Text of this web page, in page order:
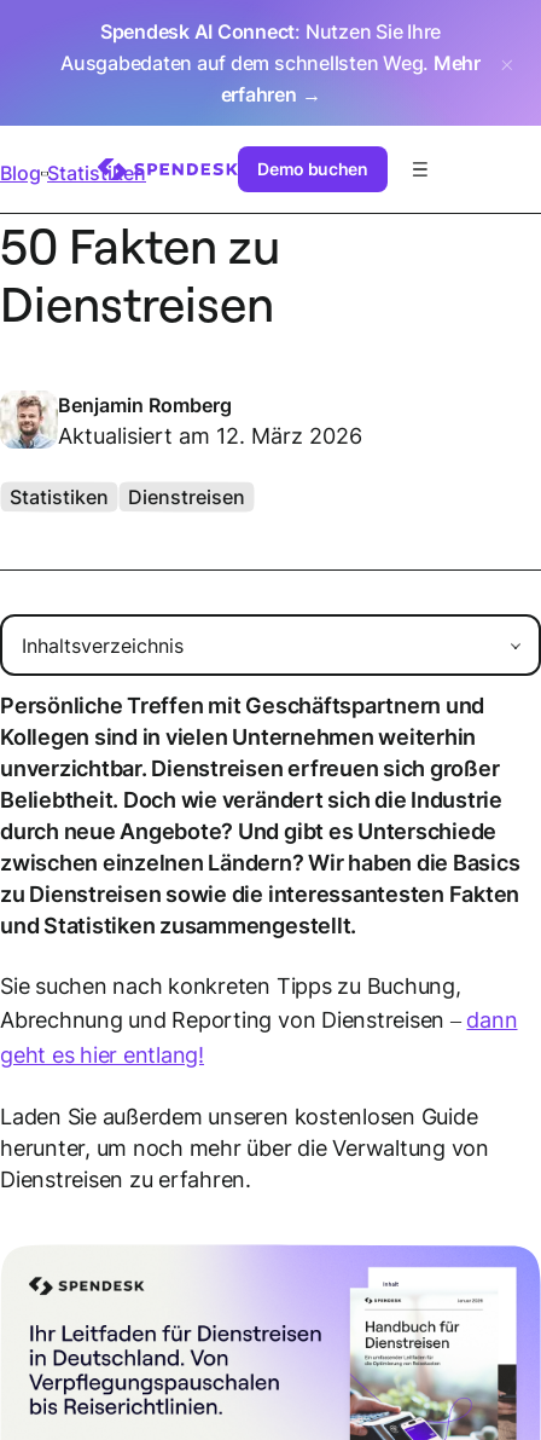
Spendesk AI Connect: Nutzen Sie Ihre
Ausgabedaten auf dem schnellsten Weg. Mehr
erfahren →
Demo buchen
Blog Statistiken
50 Fakten zu
Dienstreisen
Benjamin Romberg
Aktualisiert am 12. März 2026
Statistiken Dienstreisen
Persönliche Treffen mit Geschäftspartnern und
Kollegen sind in vielen Unternehmen weiterhin
unverzichtbar. Dienstreisenerfreuen sich großer
Beliebtheit. Doch wie verändert sich die Industrie
durch neue Angebote? Und gibt es Unterschiede
zwischen einzelnen Ländern? Wir haben die Basics
zu Dienstreisen sowie die interessantesten Fakten
und Statistiken zusammengestellt.
Sie suchen nach konkreten Tipps zu Buchung,
Abrechnung und Reporting von Dienstreisen –dann
geht es hier entlang!
Laden Sie außerdem unseren kostenlosen Guide
herunter, um noch mehr über die Verwaltung von
Dienstreisen zu erfahren.